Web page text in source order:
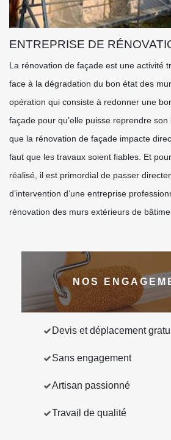
ENTREPRISE DE
La rénovation de façade est une activité
face à la dégradation du bon état des
opération qui consiste à redonner une
façade pour qu’elle puisse reprendre son
que la rénovation de façade impacte
faut que les travaux soient fiables. Et
réalisé, il est primordial de passer
d’intervention d’une entreprise
rénovation des murs extérieurs de
NOS
Devis et déplacement
Sans engagement
Artisan passionné
Travail de qualité